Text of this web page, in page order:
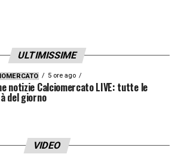
ULTIMISSIME
5 ore ago
notizie Calciomercato LIVE: tutte le
del giorno
VIDEO